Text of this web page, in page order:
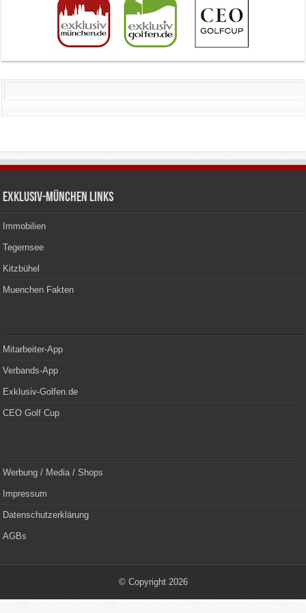
Exklusiv-München Links
Immobilien
Tegernsee
Kitzbühel
Muenchen Fakten
Mitarbeiter-App
Verbands-App
Exklusiv-Golfen.de
CEO Golf Cup
Werbung / Media / Shops
Impressum
Datenschutzerklärung
AGBs
© Copyright 2026